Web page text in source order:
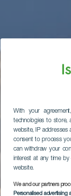
With your
technologies to store,
website, IP addresses
consent to process
can withdraw your
interest at any time by
website.
We and our partners
Personalised